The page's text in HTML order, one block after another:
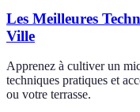
Les Meilleures
Ville
Apprenez à cultiver un
techniques pratiques et
ou votre terrasse.